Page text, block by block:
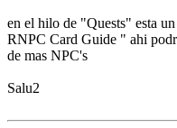
en el hilo de "Quests" esta
RNPC Card Guide " ahi
de mas NPC's
Salu2